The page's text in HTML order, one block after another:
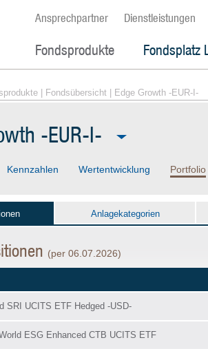
Ansprechpartner Dienstleistungen
Fondsprodukte Fondsplatz
Fondsübersicht | Edge Growth -EUR-I-
-EUR-I-
Kennzahlen Wertentwicklung Portfolio
Anlagekategorien
(per 06.07.2026)
SRI UCITS ETF Hedged -USD-
ESG Enhanced CTB UCITS ETF